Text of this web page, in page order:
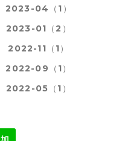
2023-04（1）
2023-01（2）
2022-11（1）
2022-09（1）
2022-05（1）